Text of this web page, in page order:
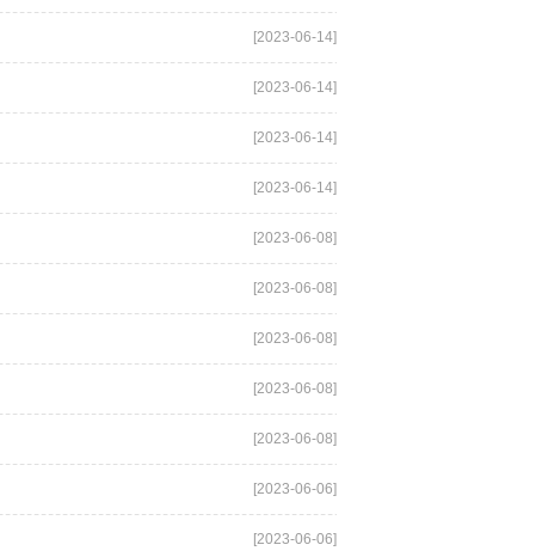
[2023-06-14]
[2023-06-14]
[2023-06-14]
[2023-06-14]
[2023-06-08]
[2023-06-08]
[2023-06-08]
[2023-06-08]
[2023-06-08]
[2023-06-06]
[2023-06-06]